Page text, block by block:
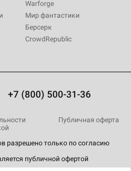
Warforge
Мир фантастики
Берсерк
CrowdRepublic
+7 (800) 500-31-36
разрешено только по согласию
публичной офертой
Публичная оферта